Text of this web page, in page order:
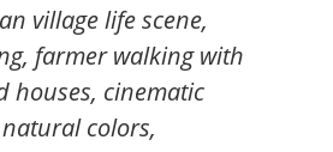
village life scene,
farmer walking with
houses, cinematic
colors,